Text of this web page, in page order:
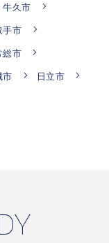
牛久市
手市
総市
市
日立市